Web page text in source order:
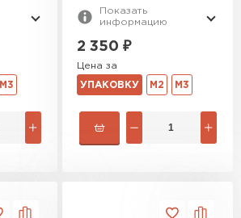
М3
Показать
информацию
2 350 ₽
Цена за
УПАКОВКУ М2 М3